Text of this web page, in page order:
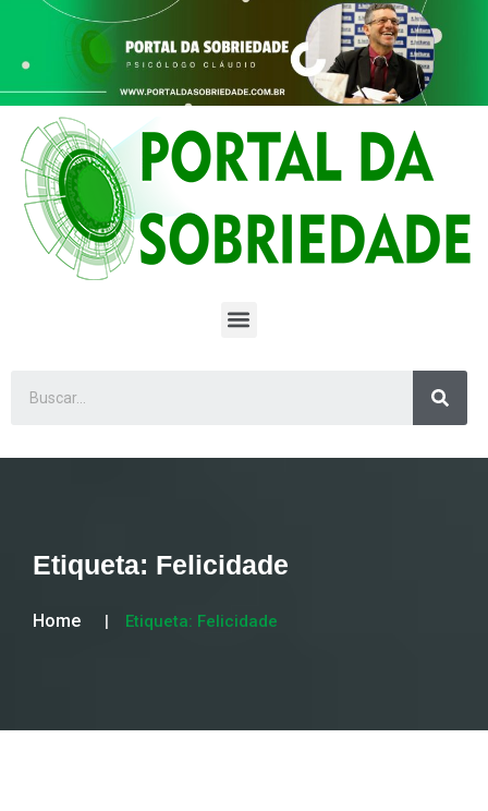
Etiqueta: Felicidade
Home Etiqueta: Felicidade